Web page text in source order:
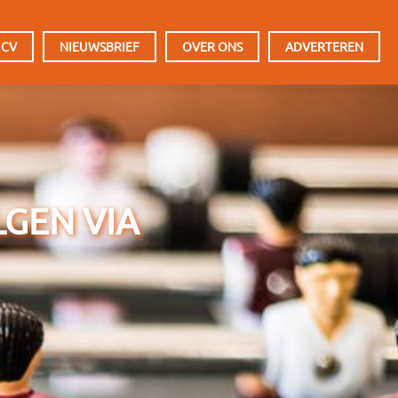
NIEUWSBRIEF OVER ONS ADVERTEREN
VIA